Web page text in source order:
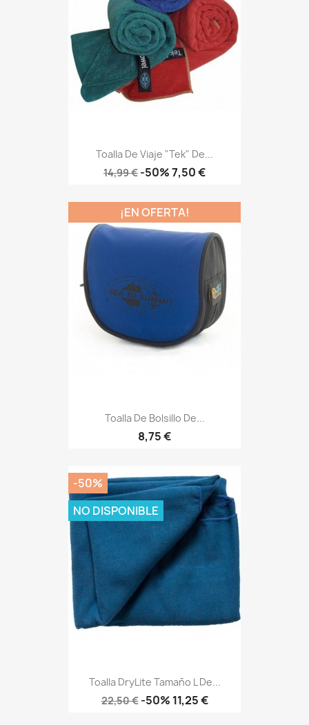
Toalla De Viaje "Tek" De...
Precio
14,99 € -50%Precio
7,50 €
Toalla De Bolsillo De...
Precio
8,75 €
¡EN OFERTA!
Toalla DryLite Tamaño L De...
Precio
22,50 € -50% Precio
11,25 €
-50%
NO DISPONIBLE